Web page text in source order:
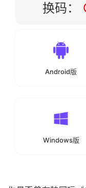
换码：
Android版
Windows版